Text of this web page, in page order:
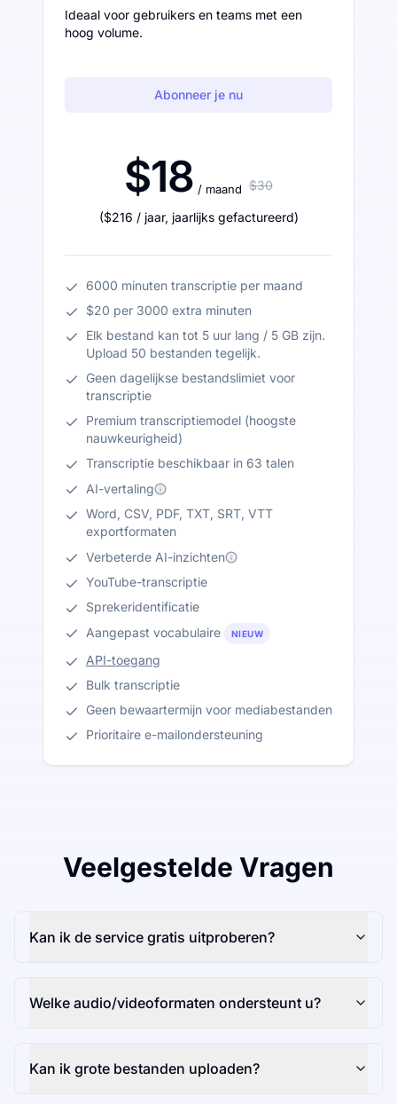
Ideaal voor gebruikers en teams met een
hoog volume.
Abonneer je nu
$18 / maand $30
($216 / jaar, jaarlijks gefactureerd)
6000 minuten transcriptie per maand
$20 per 3000 extra minuten
Elk bestand kan tot 5 uur lang / 5 GB zijn.
Upload 50 bestanden tegelijk.
Geen dagelijkse bestandslimiet voor
transcriptie
Premium transcriptiemodel (hoogste
nauwkeurigheid)
Transcriptie beschikbaar in 63 talen
AI-vertaling
Word, CSV, PDF, TXT, SRT, VTT
exportformaten
Verbeterde AI-inzichten
YouTube-transcriptie
Sprekeridentificatie
Aangepast vocabulaire
NIEUW
API-toegang
Bulk transcriptie
Geen bewaartermijn voor mediabestanden
Prioritaire e-mailondersteuning
Veelgestelde Vragen
Kan ik de service gratis uitproberen?
Welke audio/videoformaten ondersteunt u?
Kan ik grote bestanden uploaden?